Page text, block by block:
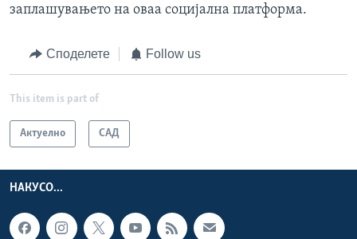
заплашувањето на оваа социјална платформа.
Споделете Follow us
This item is part of
Актуелно САД
НАКУСО...